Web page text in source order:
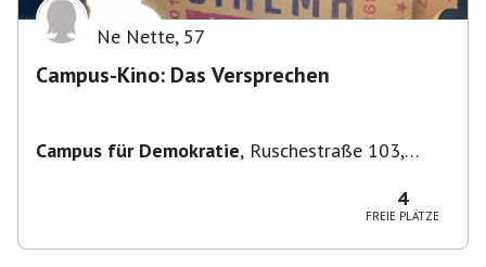
Ne Nette, 57
Campus-Kino: Das Versprechen
Campus für Demokratie, Ruschestraße 103,
4
FREIE PLÄTZE